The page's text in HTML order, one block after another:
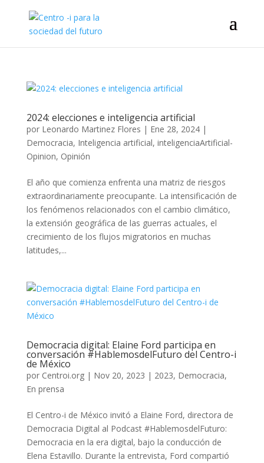
2024: elecciones e inteligencia artificial
por Leonardo Martinez Flores | Ene 28, 2024|
Democracia, Inteligencia artificial, inteligenciaArtificial-
Opinion, Opinión
El año que comienza enfrenta una matriz de riesgos
extraordinariamente preocupante. La intensificación de
los fenómenos relacionados con el cambio climático,
la extensión geográfica de las guerras actuales, el
crecimiento de los flujos migratorios en muchas
latitudes,...
Democracia digital: Elaine Ford participa en
conversación #HablemosdelFuturo del Centro-i
de México
por Centroi.org| Nov 20, 2023 | 2023, Democracia,
En prensa
El Centro-i de México invitó a Elaine Ford, directora de
Democracia Digital al Podcast #HablemosdelFuturo:
Democracia en la era digital, bajo la conducción de
Elena Estavillo. Durante la entrevista, Ford compartió